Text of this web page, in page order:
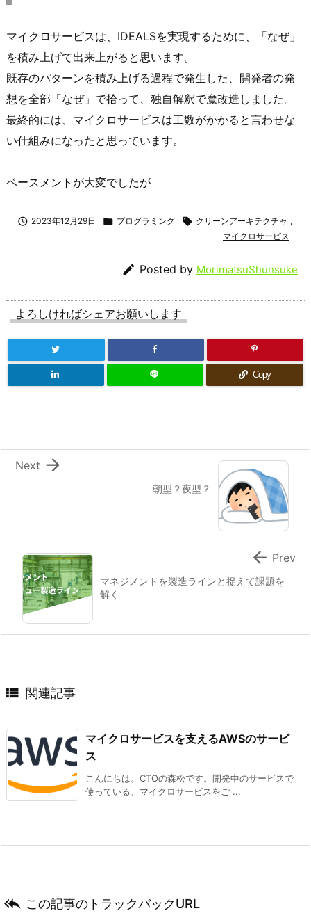
マイクロサービスは、IDEALSを実現するために、「なぜ」
を積み上げて出来上がると思います。
既存のパターンを積み上げる過程で発生した、開発者の発
想を全部「なぜ」で拾って、独自解釈で魔改造しました。
最終的には、マイクロサービスは工数がかかると言わせな
い仕組みになったと思っています。
ベースメントが大変でしたが
 2023年12月29日  プログラミング  クリーンアーキテクチャ ,
マイクロサービス
 Posted by MorimatsuShunsuke
よろしければシェアお願いします
Copy
朝型？夜型？

Next
マネジメントを製造ラインと捉えて課題を
解く
 Prev
 関連記事
マイクロサービスを支えるAWSのサービ
ス
こんにちは。CTOの森松です。開発中のサービスで
使っている、マイクロサービスをご ...
 この記事のトラックバックURL